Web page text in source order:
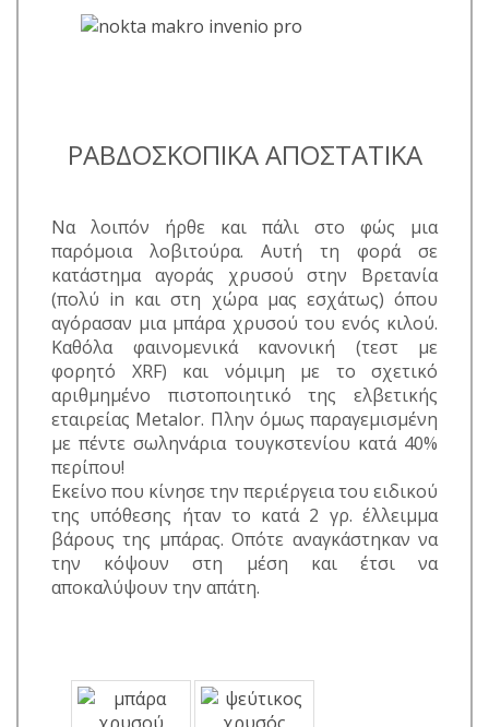
ΡΑΒΔΟΣΚΟΠΙΚΑ ΑΠΟΣΤΑΤΙΚΑ
Να λοιπόν ήρθε και πάλι στο φώς μια
παρόμοια λοβιτούρα. Αυτή τη φορά σε
κατάστημα αγοράς χρυσού στην Βρετανία
(πολύ in και στη χώρα μας εσχάτως) όπου
αγόρασαν μια μπάρα χρυσού του ενός κιλού.
Καθόλα φαινομενικά κανονική (τεστ με
φορητό XRF) και νόμιμη με το σχετικό
αριθμημένο πιστοποιητικό της ελβετικής
εταιρείας Metalor. Πλην όμως παραγεμισμένη
με πέντε σωληνάρια τουγκστενίου κατά 40%
περίπου!
Εκείνο που κίνησε την περιέργεια του ειδικού
της υπόθεσης ήταν το κατά 2 γρ. έλλειμμα
βάρους της μπάρας. Οπότε αναγκάστηκαν να
την κόψουν στη μέση και έτσι να
αποκαλύψουν την απάτη.